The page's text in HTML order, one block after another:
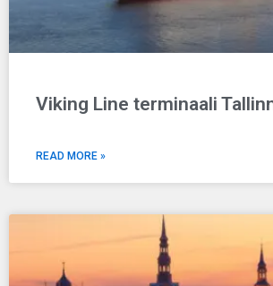
Viking Line terminaali
READ MORE »